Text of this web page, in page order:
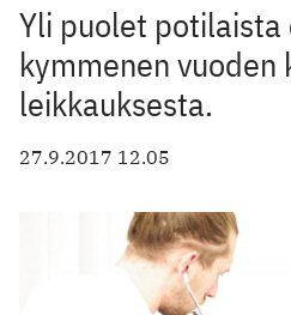
Yli puolet potilaista
kymmenen vuoden
leikkauksesta.
27.9.2017 12.05